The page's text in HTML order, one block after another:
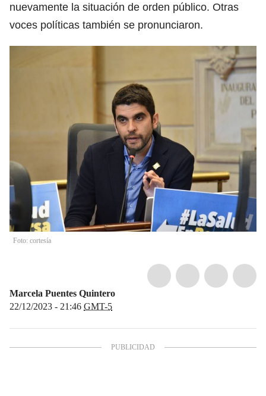
nuevamente la situación de orden público. Otras
voces políticas también se pronunciaron.
Foto: cortesía
Marcela Puentes Quintero
22/12/2023 - 21:46 GMT-5